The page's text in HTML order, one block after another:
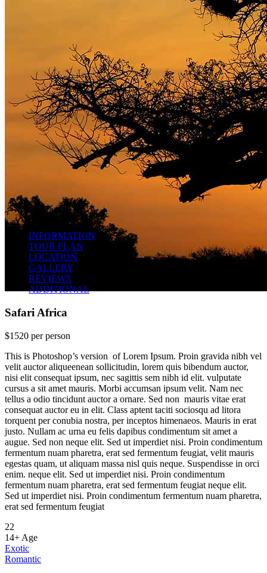
Safari Africa
Amazing Tour
INFORMATION
TOUR PLAN
LOCATION
GALLERY
REVIEWS
ADDITIONAL
Safari Africa
$1520 per person
This is Photoshop’s version of Lorem Ipsum. Proin gravida nibh vel
velit auctor aliqueenean sollicitudin, lorem quis bibendum auctor,
nisi elit consequat ipsum, nec sagittis sem nibh id elit. vulputate
cursus a sit amet mauris. Morbi accumsan ipsum velit. Nam nec
tellus a odio tincidunt auctor a ornare. Sed non mauris vitae erat
consequat auctor eu in elit. Class aptent taciti sociosqu ad litora
torquent per conubia nostra, per inceptos himenaeos. Mauris in erat
justo. Nullam ac urna eu felis dapibus condimentum sit amet a
augue. Sed non neque elit. Sed ut imperdiet nisi. Proin condimentum
fermentum nuam pharetra, erat sed fermentum feugiat, velit mauris
egestas quam, ut aliquam massa nisl quis neque. Suspendisse in orci
enim. neque elit. Sed ut imperdiet nisi. Proin condimentum
fermentum nuam pharetra, erat sed fermentum feugiat neque elit.
Sed ut imperdiet nisi. Proin condimentum fermentum nuam pharetra,
erat sed fermentum feugiat
22
14+ Age
Exotic
Romantic